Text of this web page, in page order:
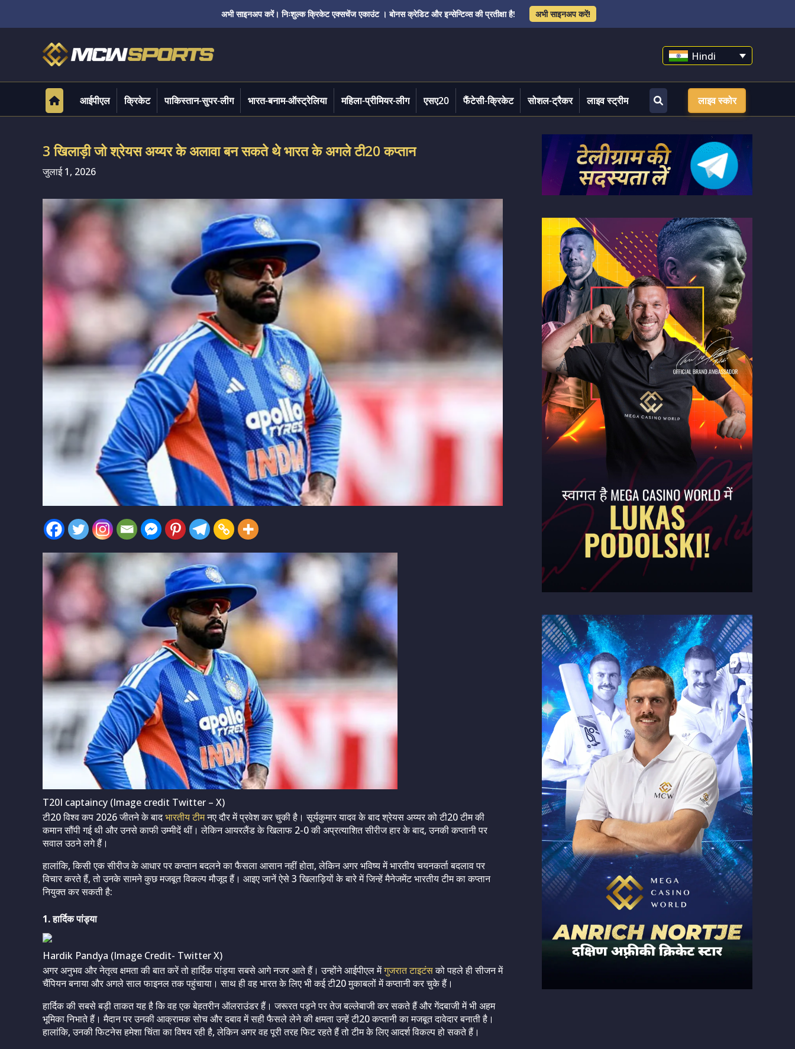
अभी साइनअप करें। निःशुल्क क्रिकेट एक्सचेंज एकाउंट । बोनस क्रेडिट और इन्सेन्टिव्स की प्रतीक्षा है! अभी साइनअप करें!
Hindi
आईपीएल क्रिकेट पाकिस्तान-सुपर-लीग भारत-बनाम-ऑस्ट्रेलिया महिला-प्रीमियर-लीग एसए20 फैंटेसी-क्रिकेट सोशल-ट्रैकर लाइव स्ट्रीम लाइव स्कोर
3 खिलाड़ी जो श्रेयस अय्यर के अलावा बन सकते थे भारत के अगले टी20 कप्तान
जुलाई 1, 2026
T20I captaincy (Image credit Twitter – X)
टी20 विश्व कप 2026 जीतने के बादभारतीय टीमनए दौर में प्रवेश कर चुकी है। सूर्यकुमार यादव के बाद श्रेयस अय्यर को टी20 टीम की
कमान सौंपी गई थी और उनसे काफी उम्मीदें थीं। लेकिन आयरलैंड के खिलाफ 2-0 की अप्रत्याशित सीरीज हार के बाद, उनकी कप्तानी पर
सवाल उठने लगे हैं।
हालांकि, किसी एक सीरीज के आधार पर कप्तान बदलने का फैसला आसान नहीं होता, लेकिन अगर भविष्य में भारतीय चयनकर्ता बदलाव पर
विचार करते हैं, तो उनके सामने कुछ मजबूत विकल्प मौजूद हैं। आइए जानें ऐसे 3 खिलाड़ियों के बारे में जिन्हें मैनेजमेंट भारतीय टीम का कप्तान
नियुक्त कर सकती है:
1. हार्दिक पांड्या
Hardik Pandya (Image Credit- Twitter X)
अगर अनुभव और नेतृत्व क्षमता की बात करें तो हार्दिक पांड्या सबसे आगे नजर आते हैं। उन्होंने आईपीएल मेंगुजरात टाइटंसको पहले ही सीजन में
चैंपियन बनाया और अगले साल फाइनल तक पहुंचाया। साथ ही वह भारत के लिए भी कई टी20 मुकाबलों में कप्तानी कर चुके हैं।
हार्दिक की सबसे बड़ी ताकत यह है कि वह एक बेहतरीन ऑलराउंडर हैं। जरूरत पड़ने पर तेज बल्लेबाजी कर सकते हैं और गेंदबाजी में भी अहम
भूमिका निभाते हैं। मैदान पर उनकी आक्रामक सोच और दबाव में सही फैसले लेने की क्षमता उन्हें टी20 कप्तानी का मजबूत दावेदार बनाती है।
हालांकि, उनकी फिटनेस हमेशा चिंता का विषय रही है, लेकिन अगर वह पूरी तरह फिट रहते हैं तो टीम के लिए आदर्श विकल्प हो सकते हैं।